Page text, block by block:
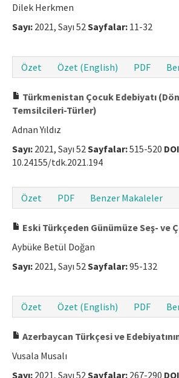
Dilek Herkmen
Sayı: 2021, Sayı 52 Sayfalar: 11-32
Özet
Özet (English) PDF
Türkmenistan Çocuk Edebiyatı
Temsilcileri-Türler)
Adnan Yıldız
Sayı: 2021, Sayı 52 Sayfalar:515-520
10.24155/tdk.2021.194
Özet
PDF Benzer Makaleler
Eski Türkçeden Günümüze Seş- ve
Aybüke Betül Doğan
Sayı: 2021, Sayı 52 Sayfalar:95-132
Özet
Özet (English) PDF
Azerbaycan Türkçesi ve
Vusala Musalı
Sayı: 2021, Sayı 52 Sayfalar: 267-290